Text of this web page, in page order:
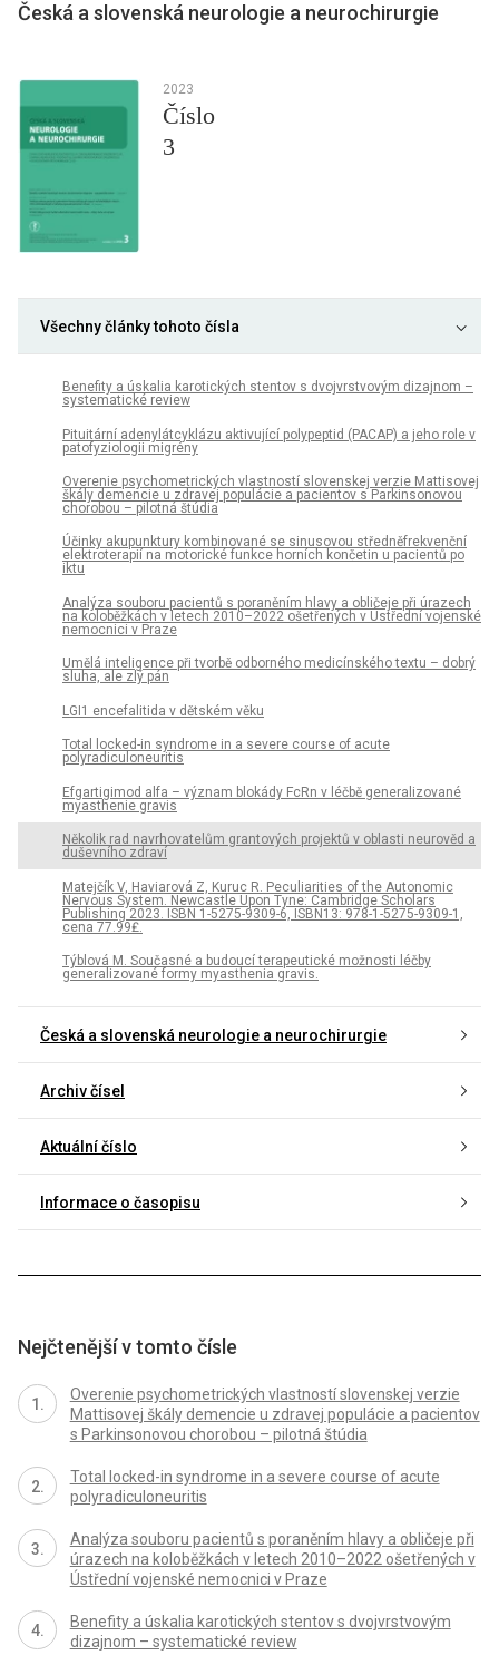
Česká a slovenská neurologie a neurochirurgie
2023
Číslo
3
Všechny články tohoto čísla
Benefity a úskalia karotických stentov s dvojvrstvovým dizajnom –
systematické review
Pituitární adenylátcyklázu aktivující polypeptid (PACAP) a jeho role v
patofyziologii migrény
Overenie psychometrických vlastností slovenskej verzie Mattisovej
škály demencie u zdravej populácie a pacientov s Parkinsonovou
chorobou – pilotná štúdia
Účinky akupunktury kombinované se sinusovou středněfrekvenční
elektroterapií na motorické funkce horních končetin u pacientů po
iktu
Analýza souboru pacientů s poraněním hlavy a obličeje při úrazech
na koloběžkách v letech 2010–2022 ošetřených v Ústřední vojenské
nemocnici v Praze
Umělá inteligence při tvorbě odborného medicínského textu – dobrý
sluha, ale zlý pán
LGI1 encefalitida v dětském věku
Total locked-in syndrome in a severe course of acute
polyradiculoneuritis
Efgartigimod alfa – význam blokády FcRn v léčbě generalizované
myasthenie gravis
Několik rad navrhovatelům grantových projektů v oblasti neurověd a
duševního zdraví
Matejčík V, Haviarová Z, Kuruc R. Peculiarities of the Autonomic
Nervous System. Newcastle Upon Tyne: Cambridge Scholars
Publishing 2023. ISBN 1-5275-9309-6, ISBN13: 978-1-5275-9309-1,
cena 77.99₤.
Týblová M. Současné a budoucí terapeutické možnosti léčby
generalizované formy myasthenia gravis.
Česká a slovenská neurologie a neurochirurgie
Archiv čísel
Aktuální číslo
Informace o časopisu
Nejčtenější v tomto čísle
Overenie psychometrických vlastností slovenskej verzie
Mattisovej škály demencie u zdravej populácie a pacientov
s Parkinsonovou chorobou – pilotná štúdia
Total locked-in syndrome in a severe course of acute
polyradiculoneuritis
Analýza souboru pacientů s poraněním hlavy a obličeje při
úrazech na koloběžkách v letech 2010–2022 ošetřených v
Ústřední vojenské nemocnici v Praze
Benefity a úskalia karotických stentov s dvojvrstvovým
dizajnom – systematické review